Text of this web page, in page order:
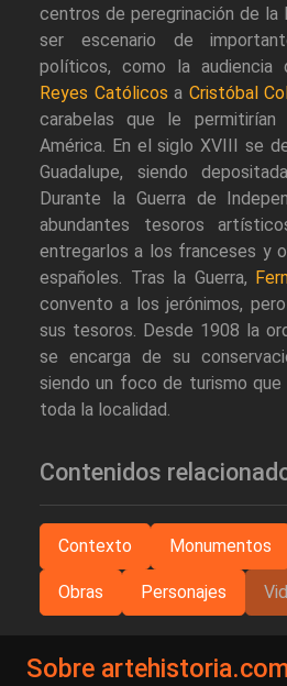
centros de peregrinación de la
ser escenario de
políticos, como la audiencia
Reyes Católicos a Cristóbal
carabelas que le permitirían
América. En el siglo XVIII se
Guadalupe, siendo
Durante la Guerra de
abundantes tesoros
entregarlos a los franceses y
españoles. Tras la Guerra,
convento a los jerónimos,
sus tesoros. Desde 1908 la
se encarga de su
siendo un foco de turismo que
toda la localidad.
Contenidos
Contexto Monumentos
Obras Personajes
Sobre